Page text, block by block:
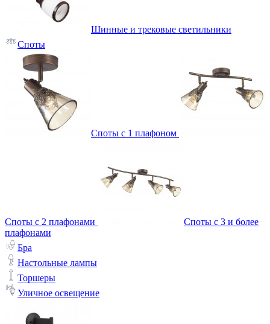
Шинные и трековые светильники
Споты
Споты с 1 плафоном
Споты с 2 плафонами
Споты с 3 и более
плафонами
Бра
Настольные лампы
Торшеры
Уличное освещение